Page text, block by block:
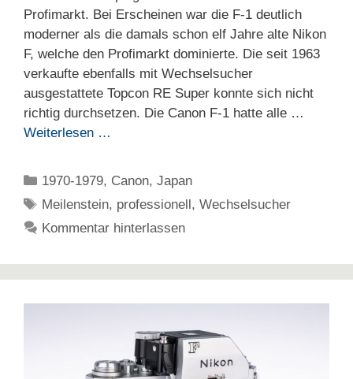
Profimarkt. Bei Erscheinen war die F-1 deutlich
moderner als die damals schon elf Jahre alte Nikon
F, welche den Profimarkt dominierte. Die seit 1963
verkaufte ebenfalls mit Wechselsucher
ausgestattete Topcon RE Super konnte sich nicht
richtig durchsetzen. Die Canon F-1 hatte alle …
Weiterlesen …
Kategorien
1970-1979, Canon,Japan
Schlagwörter
Meilenstein, professionell ,Wechselsucher
Kommentar hinterlassen